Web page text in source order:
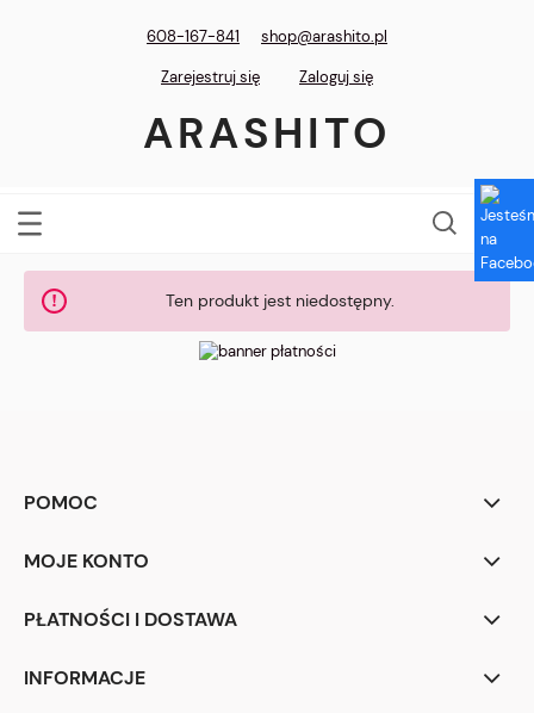
608-167-841
shop@arashito.pl
Zarejestruj się
Zaloguj się
ARASHITO
Ten produkt jest niedostępny.
POMOC
MOJE KONTO
PŁATNOŚCI I DOSTAWA
INFORMACJE